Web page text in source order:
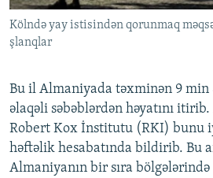
Kölndə yay istisindən qorunmaq
şlanqlar
Bu il Almaniyada təxminən 9
əlaqəli səbəblərdən həyatını
Robert Kox İnstitutu (RKI) bunu
həftəlik hesabatında bildirib. Bu
Almaniyanın bir sıra bölgələrində